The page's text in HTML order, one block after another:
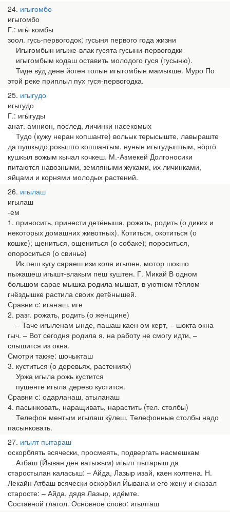
24 игыгомбо
игыгомбо
Г.: игӹ комбы
зоол. гусь-первогодок; гусыня первого года жизни
Игыгомбын игыже-влак гусята гусыни-первогодки
игыгомбым кодаш оставить молодого гуся (гусыню).
Тиде вӱд дене йоген толын игыгомбын мамыкше. Муро По
этой реке приплыл пух гуся-первогодка.
25 игыгудо
игыгудо
Г.: игӹгуды
анат. амнион, послед, личинки насекомых
Тудо (кужу неран копшаҥге) вольык терысыште, лавыраште
да пушкыдо рокышто копшаҥгым, нунын игыгудыштым, нӧргӧ
кушкыл вожым кычал кочкеш. М.-Азмекей Долгоносики
питаются навозными, земляными жуками, их личинками,
яйцами и корнями молодых растений.
26 игылаш
игылаш
-ем
1. приносить, принести детёныша, рожать, родить (о диких и
некоторых домашних животных). Котиться, окотиться (о
кошке); щениться, ощениться (о собаке); пороситься,
опороситься (о свинье)
Ик пеш кугу сараеш изи коля игылен, мотор шокшо
пыжашеш игышт-влакым пеш куштен. Г. Микай В одном
большом сарае мышка родила мышат, в уютном тёплом
гнёздышке растила своих детёнышей.
Сравни с: игаҥаш, иге
2. разг. рожать, родить (о женщине)
– Таче игыленам ынде, пашаш каен ом керт, – шокта окна
гыч. – Вот сегодня родила я, на работу не смогу идти, –
слышится из окна.
Смотри также: шочыкташ
3. куститься (о деревьях, растениях)
Уржа игыла рожь кустится
пушеҥге игыла дерево кустится.
Сравни с: одарланаш, атыланаш
4. пасынковать, наращивать, нарастить (тел. столбы)
Телефон меҥгым игылаш кӱлеш. Телефонные столбы надо
пасынковать.
27 игылт пытараш
оскорблять всячески, просмеять, подвергать насмешкам
Атбаш (Йыван ден ватыжым) игылт пытарыш да
старостылан каласыш: – Айда, Лазыр изай, каен колтена. Н.
Лекайн Атбаш всячески оскорбил Йывана и его жену и сказал
старосте: – Айда, дядя Лазыр, идёмте.
Составной глагол. Основное слово: игылташ